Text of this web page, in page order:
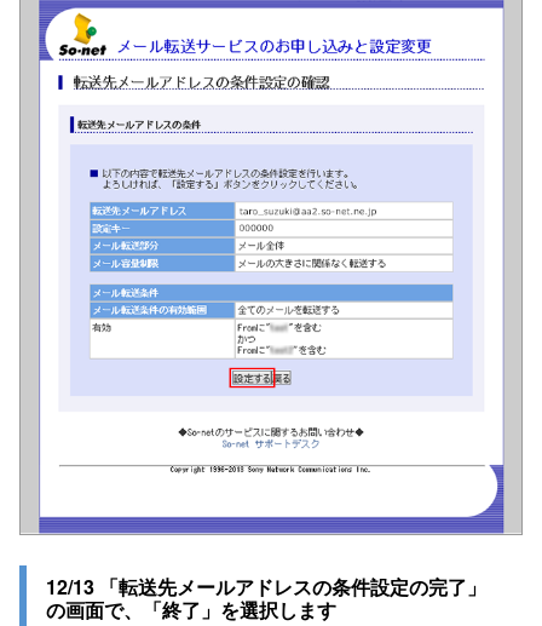
12/13 「転送先メールアドレスの条件設定の完了」
の画面で、「終了」を選択します